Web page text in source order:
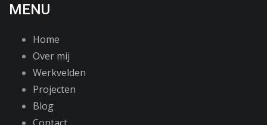
MENU
Home
Over mij
Werkvelden
Projecten
Blog